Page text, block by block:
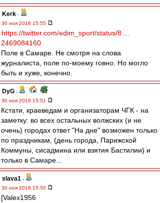
Kerk -
30 ноя 2016 15:55
https://twitter.com/edim_sport/status/8 ...
2469084160
Поле в Самаре. Не смотря на слова
журналиста, поле по-моему говно. Но могло
быть и хуже, конечно.
DyG -
30 ноя 2016 15:51
Кстати, краеведам и организаторам ЧГК - на
заметку: во всех остальных волжских (и не
очень) городах ответ "На дне" возможен только
по праздникам, (день города, Парижской
Коммуны, сисадмина или взятия Бастилии) и
только в Самаре...
slava1 -
30 ноя 2016 15:50
[Valex1956